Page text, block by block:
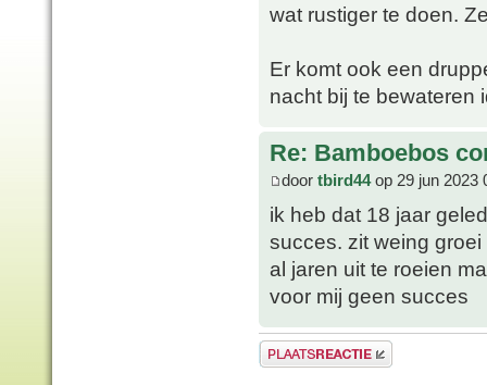
wat rustiger te doen.
Er komt ook een
nacht bij te bewateren
Re: Bamboebos
door tbird44op 29 jun 2023
ik heb dat 18 jaar
succes. zit weing
al jaren uit te roeien
voor mij geen succes
Plaats een reactie